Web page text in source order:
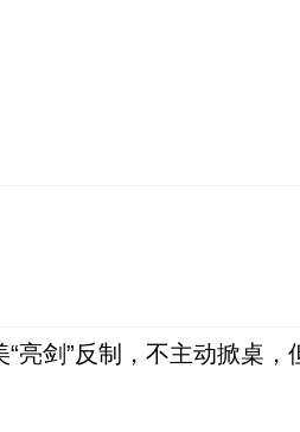
“亮剑”反制，不主动掀桌，